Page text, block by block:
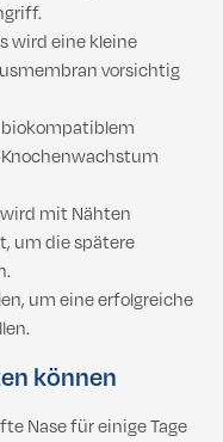
wird eine kleine
vorsichtig
mit Nähten
um die spätere
um eine erfolgreiche
können
Nase für einige Tage